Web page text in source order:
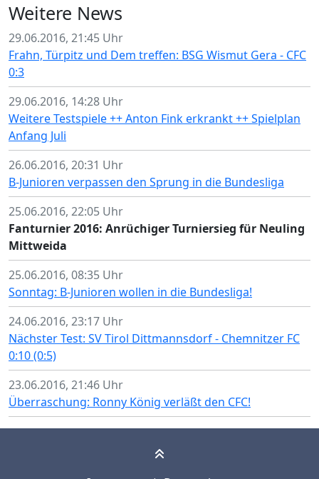
Weitere News
29.06.2016, 21:45 Uhr
Frahn, Türpitz und Dem treffen: BSG Wismut Gera - CFC
0:3
29.06.2016, 14:28 Uhr
Weitere Testspiele ++ Anton Fink erkrankt ++ Spielplan
Anfang Juli
26.06.2016, 20:31 Uhr
B-Junioren verpassen den Sprung in die Bundesliga
25.06.2016, 22:05 Uhr
Fanturnier 2016: Anrüchiger Turniersieg für Neuling
Mittweida
25.06.2016, 08:35 Uhr
Sonntag: B-Junioren wollen in die Bundesliga!
24.06.2016, 23:17 Uhr
Nächster Test: SV Tirol Dittmannsdorf - Chemnitzer FC
0:10 (0:5)
23.06.2016, 21:46 Uhr
Überraschung: Ronny König verläßt den CFC!